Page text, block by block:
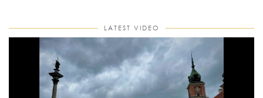
LATEST VIDEO